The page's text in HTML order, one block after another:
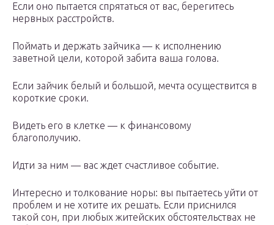
Если оно пытается спрятаться от вас, берегитесь
нервных расстройств.
Поймать и держать зайчика — к исполнению
заветной цели, которой забита ваша голова.
Если зайчик белый и большой, мечта осуществится в
короткие сроки.
Видеть его в клетке — к финансовому
благополучию.
Идти за ним — вас ждет счастливое событие.
Интересно и толкование норы: вы пытаетесь уйти от
проблем и не хотите их решать. Если приснился
такой сон, при любых житейских обстоятельствах не